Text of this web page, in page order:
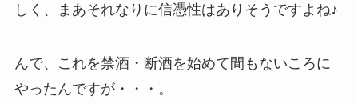
しく、まあそれなりに信憑性はありそうですよね♪
んで、これを禁酒・断酒を始めて間もないころに
やったんですが・・・。